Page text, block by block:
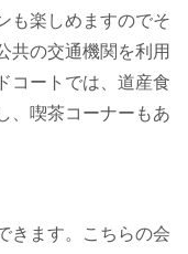
も楽しめますのでそ
共の交通機関を利用
コートでは、道産食
、喫茶コーナーもあ
きます。こちらの会